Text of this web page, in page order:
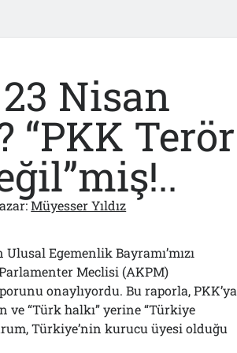
23 Nisan
“PKK Terör
Müyesser Yıldız
Egemenlik Bayramı’mızı
Meclisi (AKPM)
onaylıyordu. Bu raporla, PKK’ya
ve “Türk halkı” yerine “Türkiye
Türkiye’nin kurucu üyesi olduğu